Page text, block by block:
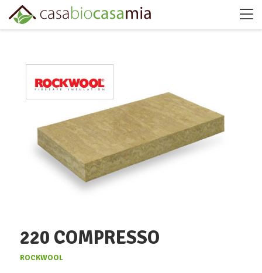
220 COMPRESSO
ROCKWOOL